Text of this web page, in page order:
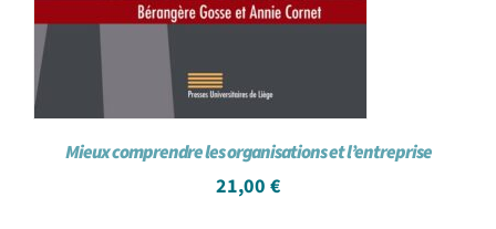
Mieux comprendre les organisations et l’entreprise
21,00 €